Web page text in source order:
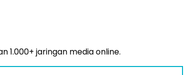
1.000+ jaringan media online.